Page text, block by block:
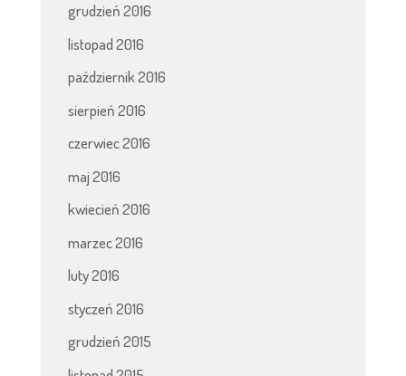
grudzień 2016
listopad 2016
październik 2016
sierpień 2016
czerwiec 2016
maj 2016
kwiecień 2016
marzec 2016
luty 2016
styczeń 2016
grudzień 2015